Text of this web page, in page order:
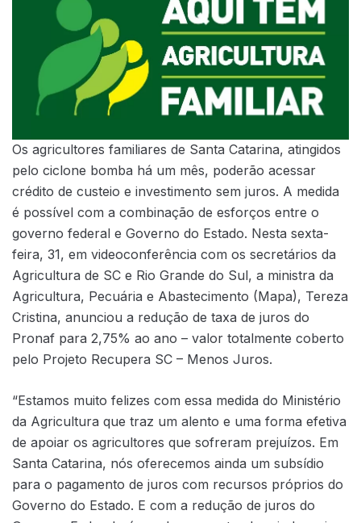
Os agricultores familiares de Santa Catarina, atingidos
pelo ciclone bomba há um mês, poderão acessar
crédito de custeio e investimento sem juros. A medida
é possível com a combinação de esforços entre o
governo federal e Governo do Estado. Nesta sexta-
feira, 31, em videoconferência com os secretários da
Agricultura de SC e Rio Grande do Sul, a ministra da
Agricultura, Pecuária e Abastecimento (Mapa), Tereza
Cristina, anunciou a redução de taxa de juros do
Pronaf para 2,75% ao ano – valor totalmente coberto
pelo Projeto Recupera SC – Menos Juros.
“Estamos muito felizes com essa medida do Ministério
da Agricultura que traz um alento e uma forma efetiva
de apoiar os agricultores que sofreram prejuízos. Em
Santa Catarina, nós oferecemos ainda um subsídio
para o pagamento de juros com recursos próprios do
Governo do Estado. E com a redução de juros do